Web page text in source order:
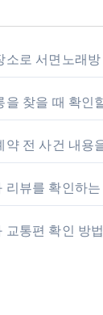
소로 서면노래
을 찾을 때 확인
약 전 사건 내용
리뷰를 확인하는
교통편 확인 방법